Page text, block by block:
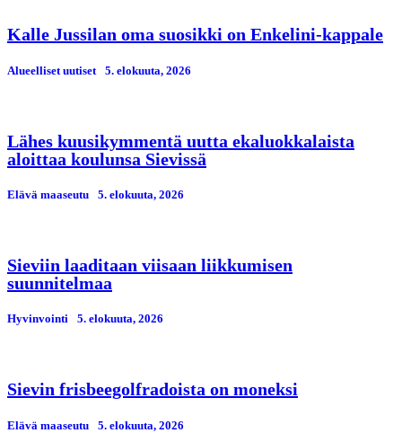
Kalle Jussilan oma suosikki on Enkelini-kappale
Alueelliset uutiset 5. elokuuta, 2026
Lähes kuusikymmentä uutta ekaluokkalaista
aloittaa koulunsa Sievissä
Elävä maaseutu 5. elokuuta, 2026
Sieviin laaditaan viisaan liikkumisen
suunnitelmaa
Hyvinvointi 5. elokuuta, 2026
Sievin frisbeegolfradoista on moneksi
Elävä maaseutu 5. elokuuta, 2026